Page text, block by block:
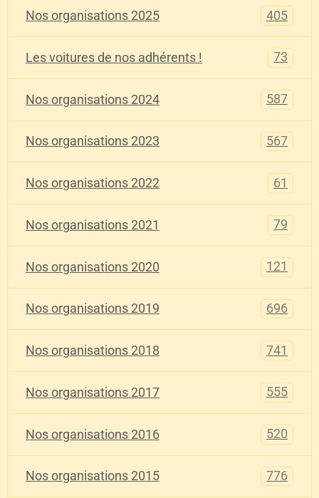
Nos organisations 2025 405
Les voitures de nos adhérents ! 73
Nos organisations 2024 587
Nos organisations 2023 567
Nos organisations 2022 61
Nos organisations 2021 79
Nos organisations 2020 121
Nos organisations 2019 696
Nos organisations 2018 741
Nos organisations 2017 555
Nos organisations 2016 520
Nos organisations 2015 776